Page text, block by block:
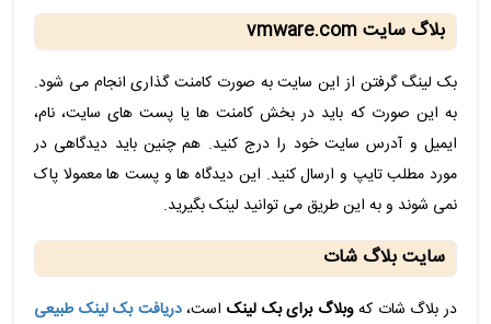
بلاگ سایت vmware.com
بک لینگ گرفتن از این سایت به صورت کامنت گذاری انجام می شود.
به این صورت که باید در بخش کامنت ها یا پست های سایت، نام،
ایمیل و آدرس سایت خود را درج کنید. هم چنین باید دیدگاهی در
مورد مطلب تایپ و ارسال کنید. این دیدگاه ها و پست ها معمولا پاک
نمی شوند و به این طریق می توانید لینک بگیرید.
سایت بلاگ شات
در بلاگ شات کهوبلاگ برای بک لینک است،دریافت بک لینک طبیعی